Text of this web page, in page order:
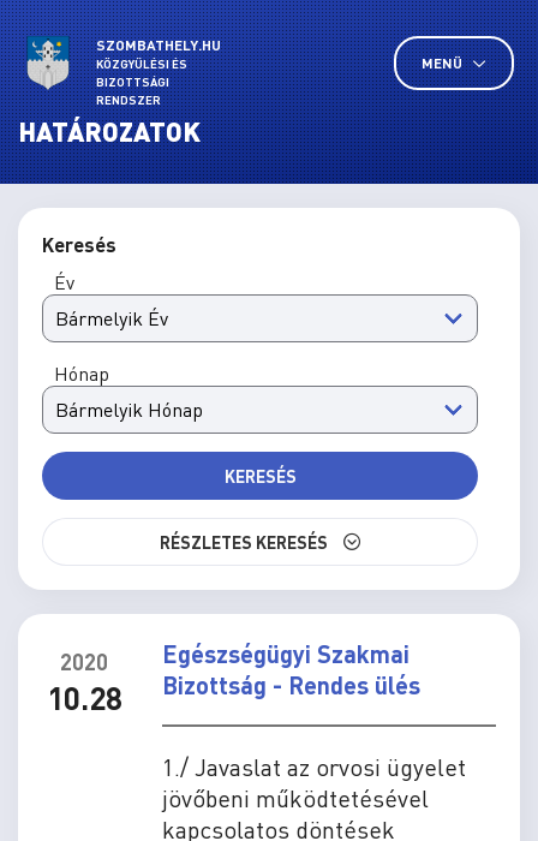
SZOMBATHELY.HU
KÖZGYŰLÉSI ÉS
BIZOTTSÁGI
RENDSZER
MENÜ
HATÁROZATOK
Keresés
Év
Hónap
KERESÉS
RÉSZLETES KERESÉS
2020
10.28
Egészségügyi Szakmai
Bizottság - Rendes ülés
1./ Javaslat az orvosi ügyelet
jövőbeni működtetésével
kapcsolatos döntések